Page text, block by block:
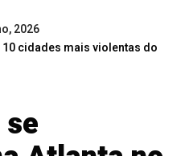
2026
cidades mais violentas do